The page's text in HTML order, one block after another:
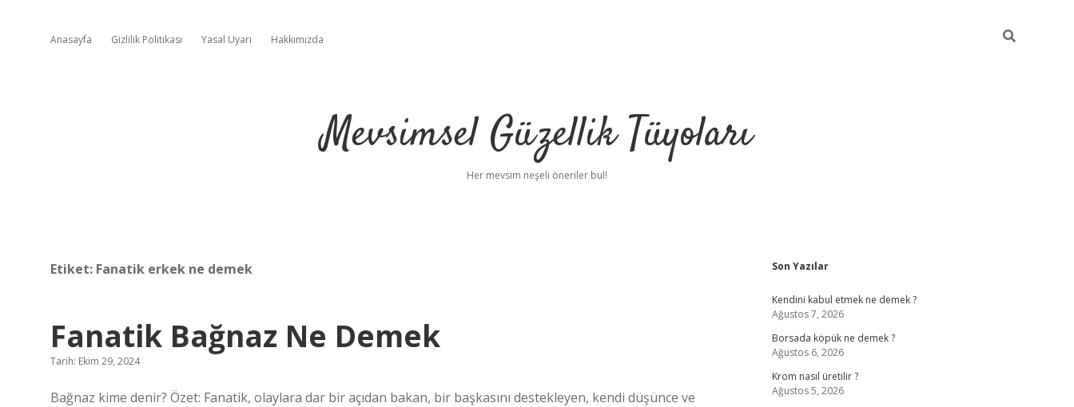
Anasayfa Gizlilik Politikası Yasal Uyarı Hakkımızda
Mevsimsel Güzellik Tüyoları
Her mevsim neşeli öneriler bul!
Etiket: Fanatik erkek ne demek
Fanatik Bağnaz Ne Demek
Tarih: Ekim 29, 2024
Bağnaz kime denir? Özet: Fanatik, olaylara dar bir açıdan bakan, bir başkasını destekleyen, kendi düşünce ve
Sidebar
Son Yazılar
Kendini kabul etmek ne demek ?
Ağustos 7, 2026
Borsada köpük ne demek ?
Ağustos 6, 2026
Krom nasıl üretilir ?
Ağustos 5, 2026